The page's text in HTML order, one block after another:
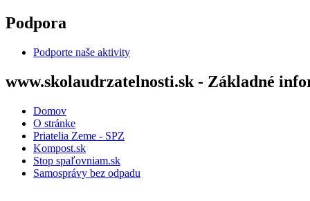
Skočiť na hlavný obsah
Podpora
Podporte naše aktivity
www.skolaudrzatelnosti.sk - Základné
Domov
O stránke
Priatelia Zeme - SPZ
Kompost.sk
Stop spaľovniam.sk
Samosprávy bez odpadu